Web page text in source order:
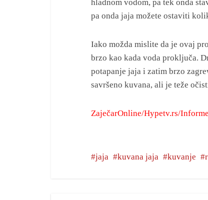
hladnom vodom, pa tek onda
pa onda jaja možete ostaviti
Iako možda mislite da je ovaj
brzo kao kada voda proključa.
potapanje jaja i zatim brzo
savršeno kuvana, ali je teže
ZaječarOnline/Hypetv.rs/
jaja kuvana jaja kuvanje